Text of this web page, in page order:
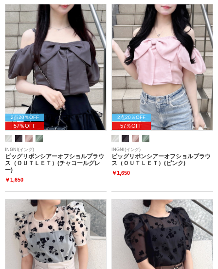
2点20％OFF
57％OFF
INGNI(イング)
ビッグリボンシアーオフショルブラウ
ス（ＯＵＴＬＥＴ）(チャコールグレ
ー)
￥1,650
2点20％OFF
57％OFF
INGNI(イング)
ビッグリボンシアーオフショルブラウ
ス（ＯＵＴＬＥＴ）(ピンク)
￥1,650